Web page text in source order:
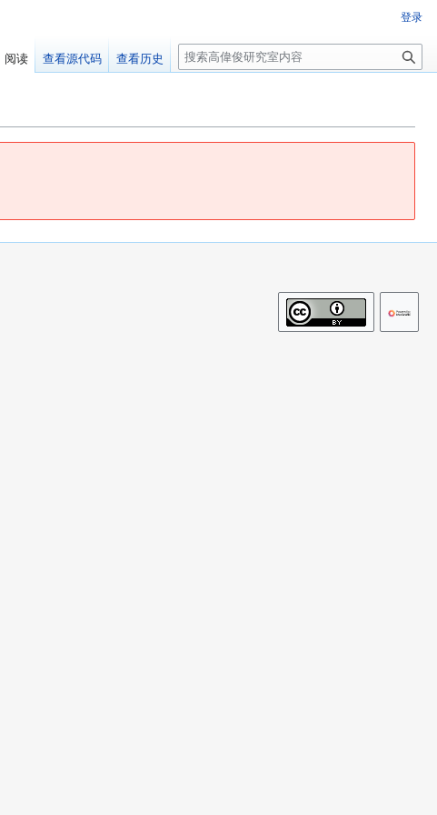
登录
阅读 查看源代码 查看历史
搜
索